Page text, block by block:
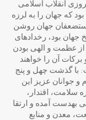
انقلاب اسلامی
که جهان را به لرزه
مستضعفان جهان روشن
جهان بود، رخدادهای
از عظمت و الهی بودن
برکات آن را خواهند
با گذشت چهل و پنج
و جوانان عزیز این
سلامت، اقتدار،
بهدست آمده و ارتقا
معدن و منابع